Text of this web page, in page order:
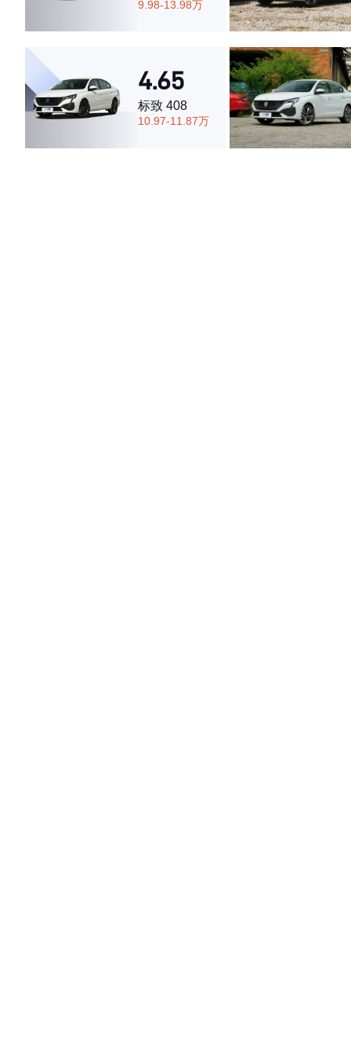
·空间表现较为优秀，优于79%同级车
9.98-13.98万
4.65
标致 408
10.97-11.87万